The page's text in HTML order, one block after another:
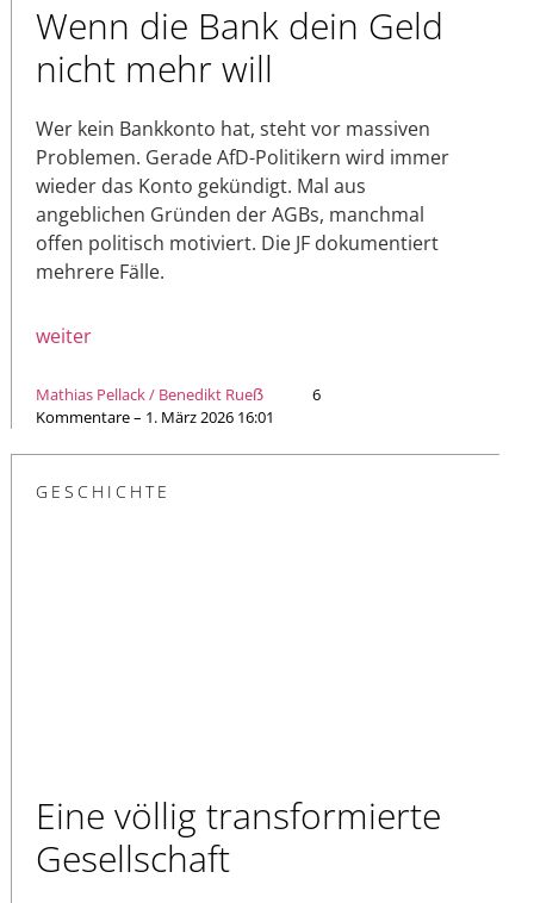
Wenn die Bank dein Geld
nicht mehr will
Wer kein Bankkonto hat, steht vor massiven
Problemen. Gerade AfD-Politikern wird immer
wieder das Konto gekündigt. Mal aus
angeblichen Gründen der AGBs, manchmal
offen politisch motiviert. Die JF dokumentiert
mehrere Fälle.
weiter
Mathias Pellack / Benedikt Rueẞ
6
Kommentare – 1. März 2026 16:01
GESCHICHTE
Eine völlig transformierte
Gesellschaft